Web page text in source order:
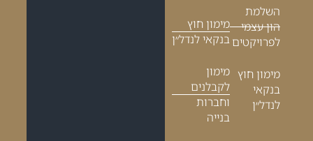
השלמת
הון עצמי
לפרויקטים
מימון חוץ
בנקאי
לנדל״ן
מימון חוץ
בנקאי לנדל״ן
מימון
לקבלנים
וחברות
בנייה